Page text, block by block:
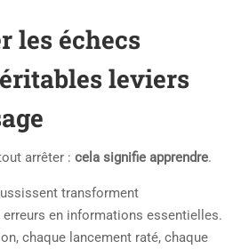
les échecs
leviers
arrêter : cela signifie apprendre.
transforment
en informations essentielles.
chaque lancement raté, chaque